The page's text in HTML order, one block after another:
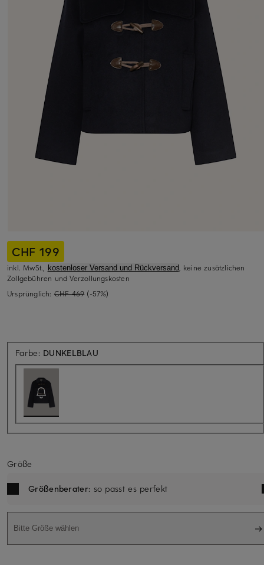
CHF 199
inkl. MwSt., kostenloser Versand und Rückversand, keine zusätzlichen
Zollgebühren und Verzollungskosten
Ursprünglich: CHF 469 (-57%)
Farbe: DUNKELBLAU
Größe
Größenberater: so passt es perfekt
Bitte Größe wählen